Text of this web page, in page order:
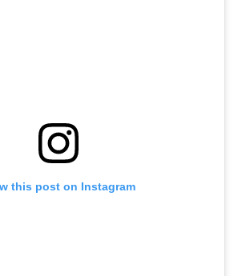
this post on Instagram